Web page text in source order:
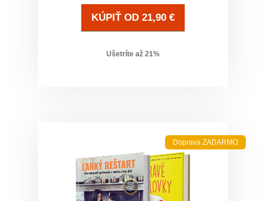
KÚPIŤOD 21,90 €
Ušetríte až 21%
Doprava ZADARMO